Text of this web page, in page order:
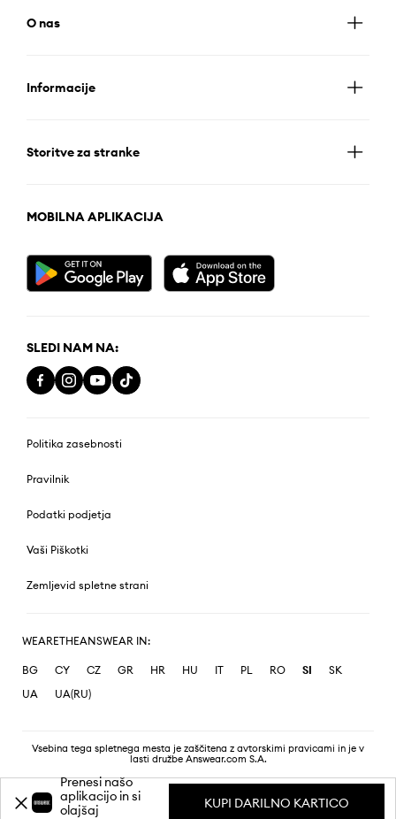
O nas
Informacije
Storitve za stranke
MOBILNA APLIKACIJA
SLEDI NAM NA:
Politika zasebnosti
Pravilnik
Podatki podjetja
Vaši Piškotki
Zemljevid spletne strani
WEARETHEANSWEAR IN:
BG CY CZ GR HR HU IT PL RO SI
SK
UA
UA(RU)
Vsebina tega spletnega mesta je zaščitena z avtorskimi pravicami in je v
lasti družbe Answear.com S.A.
Prenesi našo
aplikacijo in si
olajšaj
KUPI DARILNO KARTICO